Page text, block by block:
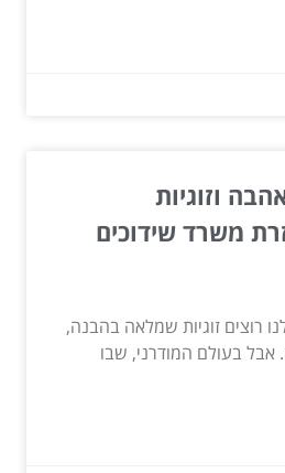
וזוגיות
משרד שידוכים
רוצים זוגיות שמלאה בהבנה,
בעולם המודרני, שבו